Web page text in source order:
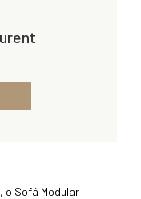
o Sofá Modular